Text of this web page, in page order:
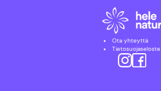
Ota yhteyttä
Tietosuojaseloste